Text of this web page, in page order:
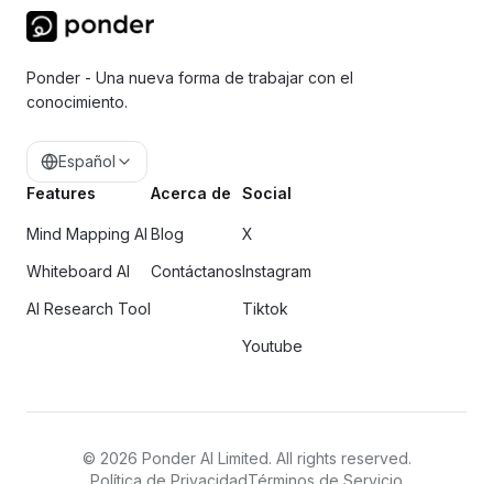
Ponder - Una nueva forma de trabajar con el
conocimiento.
Español
Features
Mind Mapping AI
Whiteboard AI
AI Research Tool
Acerca de
Blog
Contáctanos
Social
X
Instagram
Tiktok
Youtube
© 2026 Ponder AI Limited. All rights reserved.
Política de PrivacidadTérminos de Servicio